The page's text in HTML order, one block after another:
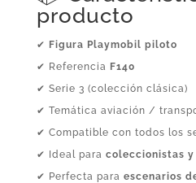
producto
✔ Figura Playmobil piloto
✔ Referencia F140
✔ Serie 3 (colección clásica)
✔ Temática aviación /
✔ Compatible con todos los
✔ Ideal para coleccionistas y
✔ Perfecta para escenarios